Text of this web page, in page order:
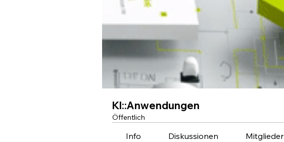
KI::Anwendungen
Öffentlich
Info Diskussionen Mitglieder